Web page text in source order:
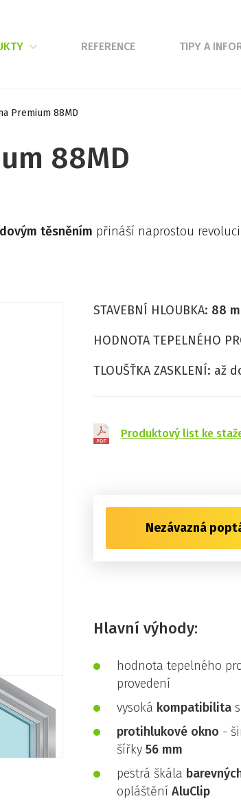
REFERENCE TIPY A
Premium 88MD
88MD
těsněním přináší naprostou
STAVEBNÍ HLOUBKA: 88
HODNOTA TEPELNÉHO
TLOUŠŤKA ZASKLENÍ: až
Produktový list ke
Nezávazná
Hlavní výhody:
hodnota tepelného
provedení
vysoká kompatibilitas
protihlukové okno -
šířky 56 mm
pestrá škála
opláštění AluClip